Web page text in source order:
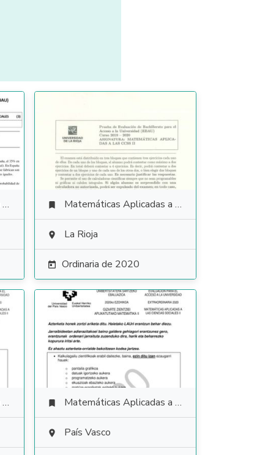
 Matemáticas Aplicadas a las Ciencias Sociales
 La Rioja
 Ordinaria de 2020
 Matemáticas Aplicadas a las Ciencias Sociales
 País Vasco